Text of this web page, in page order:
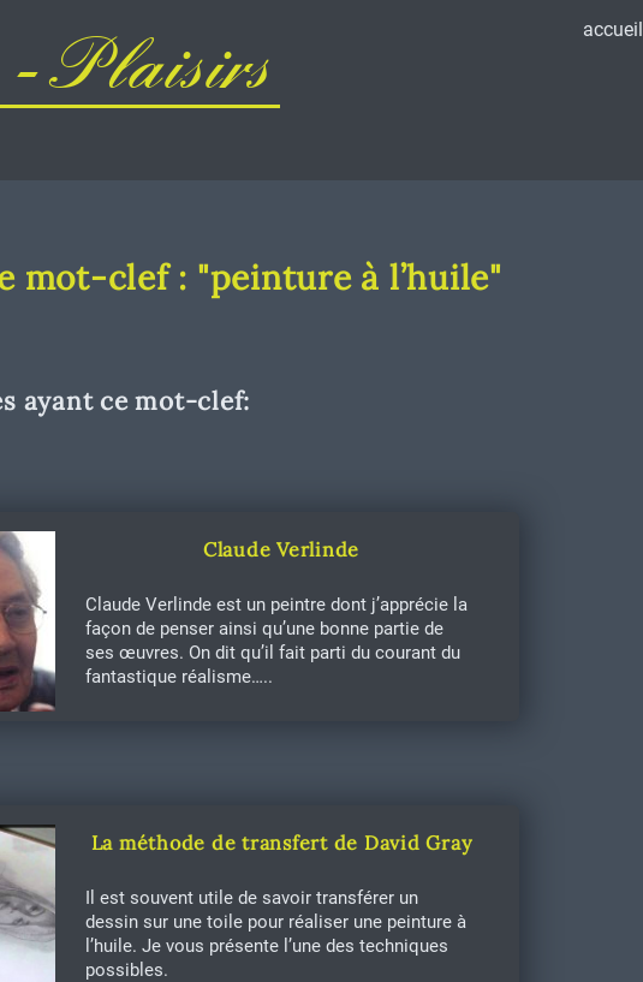
- Plaisirs
accueil
mot-clef : "peinture à l’huile"
ayant ce mot-clef:
Claude Verlinde
Claude Verlinde est un peintre dont j’apprécie la
façon de penser ainsi qu’une bonne partie de
ses œuvres. On dit qu’il fait parti du courant du
fantastique réalisme…..
La méthode de transfert de David Gray
Il est souvent utile de savoir transférer un
dessin sur une toile pour réaliser une peinture à
l’huile. Je vous présente l’une des techniques
possibles.